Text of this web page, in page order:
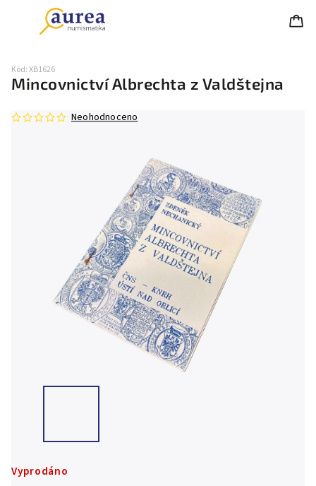
Mincovnictví Albrechta z Valdštejna
Kód:XB1626
Neohodnoceno
Vyprodáno